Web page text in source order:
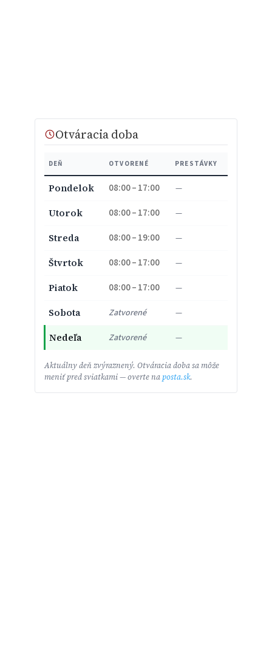
Otváracia doba
DEŇ OTVORENÉ PRESTÁVKY
Pondelok 08:00 – 17:00 —
Utorok 08:00 – 17:00 —
Streda 08:00 – 19:00 —
Štvrtok 08:00 – 17:00 —
Piatok 08:00 – 17:00 —
Sobota Zatvorené —
Nedeľa Zatvorené —
Aktuálny deň zvýraznený. Otváracia doba sa môže
meniť pred sviatkami — overte naposta.sk.